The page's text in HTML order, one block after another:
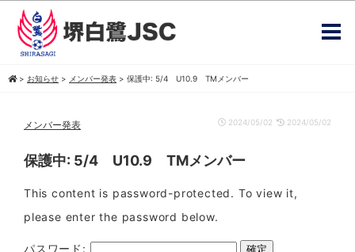
> お知らせ > メンバー発表 > 保護中: 5/4 U10.9 TMメンバー
メンバー発表 2024/05/02 2024/05/02
保護中: 5/4 U10.9 TMメンバー
This content is password-protected. To view it,
please enter the password below.
パスワード: